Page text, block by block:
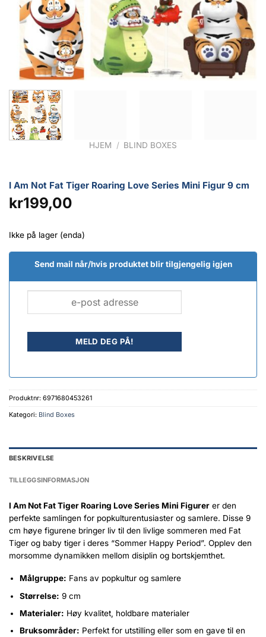
HJEM / BLIND BOXES
I Am Not Fat Tiger Roaring Love Series Mini Figur 9 cm
kr199,00
Ikke på lager (enda)
Send mail når/hvis produktet blir tilgjengelig igjen
Produktnr: 6971680453261
Kategori: Blind Boxes
BESKRIVELSE
TILLEGGSINFORMASJON
I Am Not Fat Tiger Roaring Love Series Mini Figurer er den
perfekte samlingen for popkulturentusiaster og samlere. Disse 9
cm høye figurene bringer liv til den livlige sommeren med Fat
Tiger og baby tiger i deres “Sommer Happy Period”. Opplev den
morsomme dynamikken mellom disiplin og bortskjemthet.
Målgruppe: Fans av popkultur og samlere
Størrelse: 9 cm
Materialer: Høy kvalitet, holdbare materialer
Bruksområder: Perfekt for utstilling eller som en gave til en